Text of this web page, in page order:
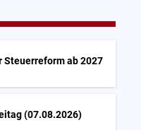
ab 2027
(07.08.2026)